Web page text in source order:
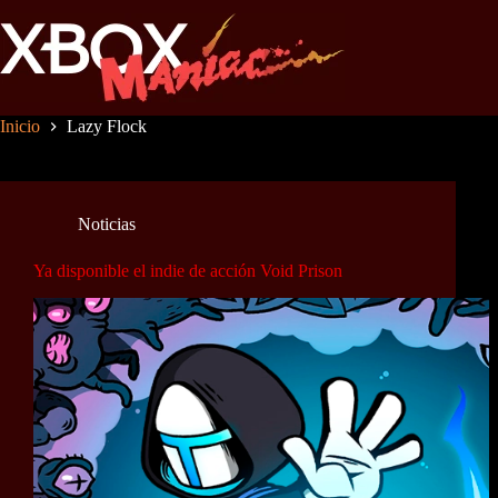
al
contenido
Inicio Lazy Flock
Noticias
Ya disponible el indie de acción Void Prison